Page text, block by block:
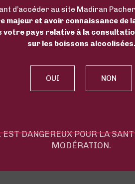
d’accéder au site Madiran
majeur et avoir connaissance de
votre pays relative à la
sur les boissons alcoolisées.
DANGEREUX POUR LA
MODÉRATION.